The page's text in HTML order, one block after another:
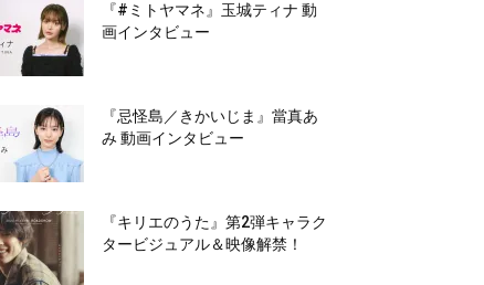
『#ミトヤマネ』玉城ティナ 動
画インタビュー
『忌怪島／きかいじま』當真あ
み 動画インタビュー
『キリエのうた』第2弾キャラク
タービジュアル＆映像解禁！